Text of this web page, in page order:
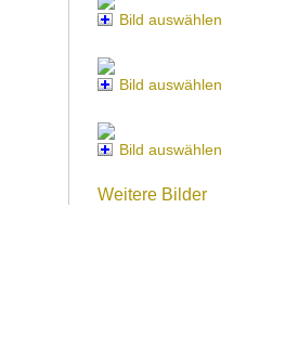
Bild auswählen
Bild auswählen
Bild auswählen
Weitere Bilder